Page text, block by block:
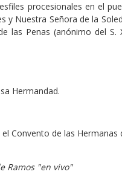
procesionales en el
Nuestra Señora de la
las Penas (anónimo del S.
Hermandad.
Convento de las Hermanas
Ramos "en vivo"